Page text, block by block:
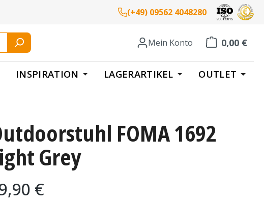
(+49) 09562 4048280
Mein Konto 0,00 €
Warenkorb
INSPIRATION LAGERARTIKEL OUTLET
FOMA 1692
Grey
Preis:
€